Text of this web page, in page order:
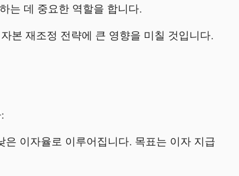
는 데 중요한 역할을 합니다.
본 재조정 전략에 큰 영향을 미칠 것입니다.
이자율로 이루어집니다. 목표는 이자 지급